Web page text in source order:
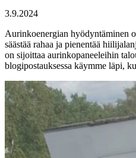
3.9.2024
Aurinkoenergian hyödyntäminen
säästää rahaa ja pienentää
on sijoittaa aurinkopaneeleihin
blogipostauksessa käymme läpi,